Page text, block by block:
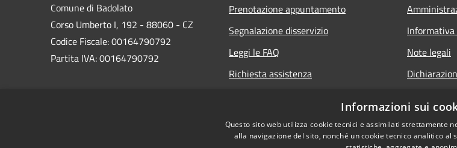
Comune di Badolato
Corso Umberto I, 192 - 88060 - CZ
Codice Fiscale: 00164790792
Partita IVA: 00164790792
amministrativo.comunebadolato@asmepec.it
Prenotazione appuntamento
Segnalazione disservizio
Leggi le FAQ
Richiesta assistenza
Note legali
Informazioni sui
Questo sito web utilizza cookie tecnici e assimilati strettamente
alla navigazione del sito, nonché un cookie tecnico analitico